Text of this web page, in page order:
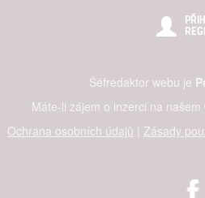
Šéfredaktor webu je
Máte-li zájem o inzerci na
Ochrana osobních údajů | Zásady